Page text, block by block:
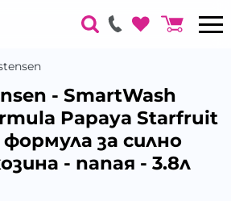
- SmartWash
Papaya Starfruit
за силно
- папая - 3.8л